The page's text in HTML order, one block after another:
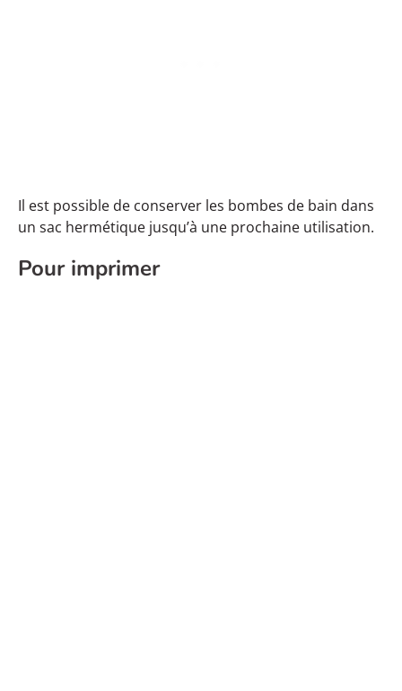
Il est possible de conserver les bombes de bain dans
un sac hermétique jusqu’à une prochaine utilisation.
Pour imprimer